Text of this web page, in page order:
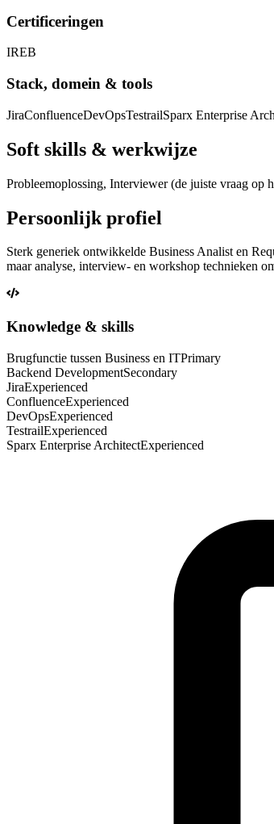
Certificeringen
IREB
Stack, domein & tools
JiraConfluenceDevOpsTestrailSparx Enterprise
Soft skills & werkwijze
Probleemoplossing, Interviewer (de juiste vraag op
Persoonlijk profiel
Sterk generiek ontwikkelde Business Analist en
maar analyse, interview- en workshop technieken
Knowledge & skills
Brugfunctie tussen Business en ITPrimary
Backend DevelopmentSecondary
JiraExperienced
ConfluenceExperienced
DevOpsExperienced
TestrailExperienced
Sparx Enterprise ArchitectExperienced